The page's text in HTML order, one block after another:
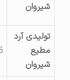
شیروان
تولیدی آرد
مطیع
شیروان